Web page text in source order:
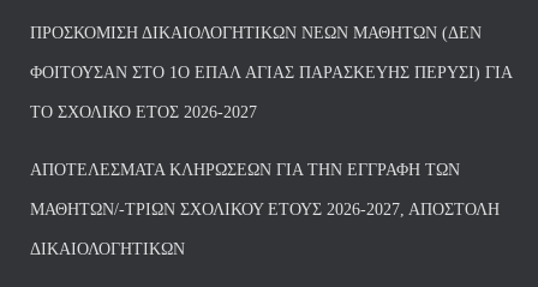
ΠΡΟΣΚΌΜΙΣΗ ΔΙΚΑΙΟΛΟΓΗΤΙΚΏΝ ΝΈΩΝ ΜΑΘΗΤΏΝ (ΔΕΝ
ΦΟΙΤΟΎΣΑΝ ΣΤΟ 1Ο ΕΠΑΛ ΑΓΙΑΣ ΠΑΡΑΣΚΕΥΗΣ ΠΈΡΥΣΙ) ΓΙΑ
ΤΟ ΣΧΟΛΙΚΌ ΈΤΟΣ 2026-2027
ΑΠΟΤΕΛΈΣΜΑΤΑ ΚΛΗΡΏΣΕΩΝ ΓΙΑ ΤΗΝ ΕΓΓΡΑΦΉ ΤΩΝ
ΜΑΘΗΤΏΝ/-ΤΡΙΏΝ ΣΧΟΛΙΚΟΎ ΈΤΟΥΣ 2026-2027, ΑΠΟΣΤΟΛΉ
ΔΙΚΑΙΟΛΟΓΗΤΙΚΏΝ